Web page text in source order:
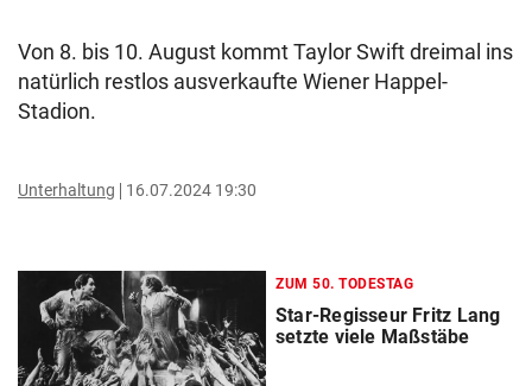
Von 8. bis 10. August kommt Taylor Swift dreimal ins
natürlich restlos ausverkaufte Wiener Happel-
Stadion.
Unterhaltung 16.07.2024 19:30
ZUM 50. TODESTAG
Star-Regisseur Fritz Lang
setzte viele Maßstäbe